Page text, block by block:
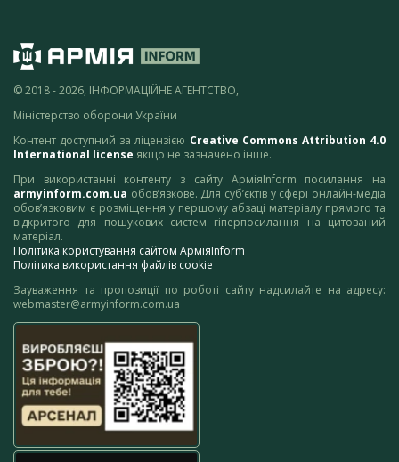
© 2018 - 2026, ІНФОРМАЦІЙНЕ АГЕНТСТВО,
Міністерство оборони України
Контент доступний за ліцензією Creative Commons Attribution 4.0
International license якщо не зазначено інше.
При використанні контенту з сайту АрміяInform посилання на
armyinform.com.ua обов’язкове. Для суб’єктів у сфері онлайн-медіа
обов’язковим є розміщення у першому абзаці матеріалу прямого та
відкритого для пошукових систем гіперпосилання на цитований
матеріал.
Політика користування сайтом АрміяInform
Політика використання файлів cookie
Зауваження та пропозиції по роботі сайту надсилайте на адресу:
webmaster@armyinform.com.ua